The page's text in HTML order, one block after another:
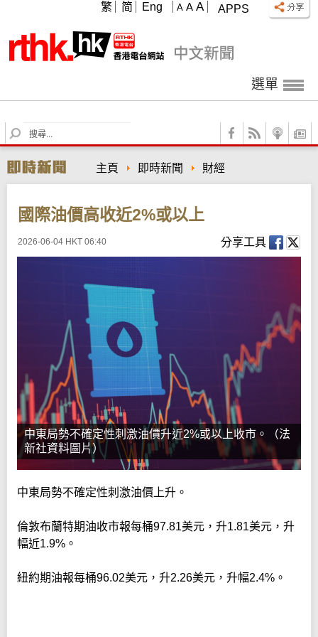
APPS
A A A
繁 简 Eng
選單
S
e
r
c
主頁 即時新聞 財經
國際油價高收近2%或以上
2026-06-04 HKT 06:40 分享工具
中東局勢不確定性刺激油價升近2%或以上收市。（法
新社資料圖片）
中東局勢不確定性刺激油價上升。
倫敦布蘭特期油收市報每桶97.81美元，升1.81美元，升
幅近1.9%。
紐約期油報每桶96.02美元，升2.26美元，升幅2.4%。